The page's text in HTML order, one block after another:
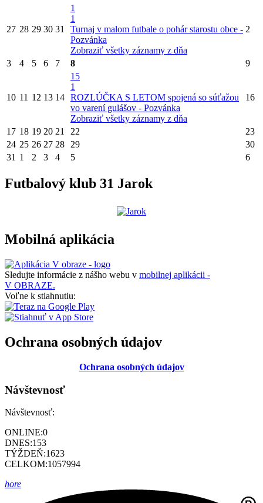
27 28 29 30 31
1
1
Turnaj v malom futbale o pohár starostu obce -
Pozvánka
Zobraziť všetky záznamy z dňa
2
3 4 5 6 7 8 9
10 11 12 13 14
15
1
ROZLÚČKA S LETOM spojená so súťažou
vo varení gulášov - Pozvánka
Zobraziť všetky záznamy z dňa
16
17 18 19 20 21 22
23
24 25 26 27 28 29
30
31 1 2 3 4 5 6
Futbalový klub 31 Jarok
Mobilná aplikácia
Sledujte informácie z nášho webu v mobilnej aplikácii -
V OBRAZE.
Voľne k stiahnutiu:
Ochrana osobných údajov
Ochrana osobných údajov
Návštevnosť
Návštevnosť:
ONLINE:0
DNES:153
TÝŽDEŇ:1623
CELKOM:1057994
hore